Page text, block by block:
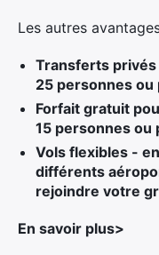
Les autres
Transferts
25 personnes ou
Forfait gratuit
15 personnes ou
Vols flexibles -
différents
rejoindre votre
En savoir plus>